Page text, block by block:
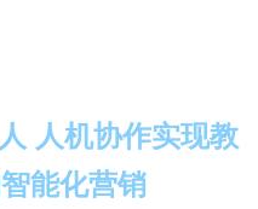
人机协作实现教
能化营销